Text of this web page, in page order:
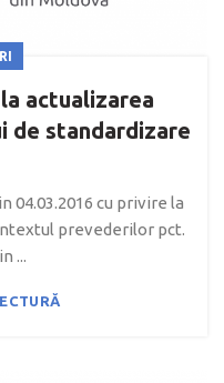
actualizarea
de standardizare
04.03.2016 cu privire la
prevederilor pct.
...